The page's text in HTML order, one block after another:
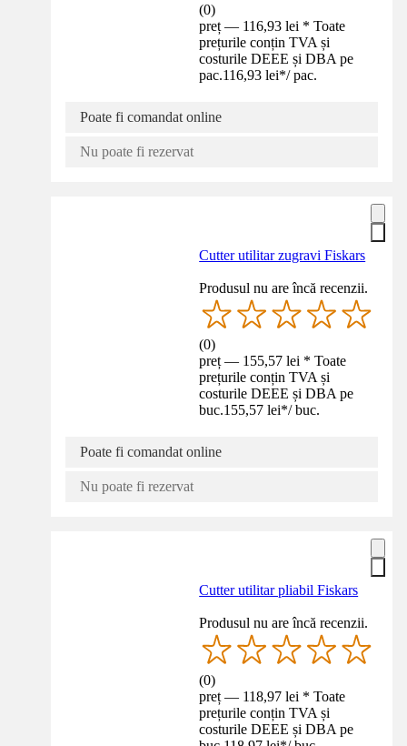
(0)
preț — 116,93 lei * Toate
prețurile conțin TVA și
costurile DEEE și DBA pe
pac.116,93 lei*/ pac.
Poate fi comandat online
Nu poate fi rezervat
Cutter utilitar zugravi Fiskars
Produsul nu are încă recenzii.
(0)
preț — 155,57 lei * Toate
prețurile conțin TVA și
costurile DEEE și DBA pe
buc.155,57 lei*/ buc.
Poate fi comandat online
Nu poate fi rezervat
Cutter utilitar pliabil Fiskars
Produsul nu are încă recenzii.
(0)
preț — 118,97 lei * Toate
prețurile conțin TVA și
costurile DEEE și DBA pe